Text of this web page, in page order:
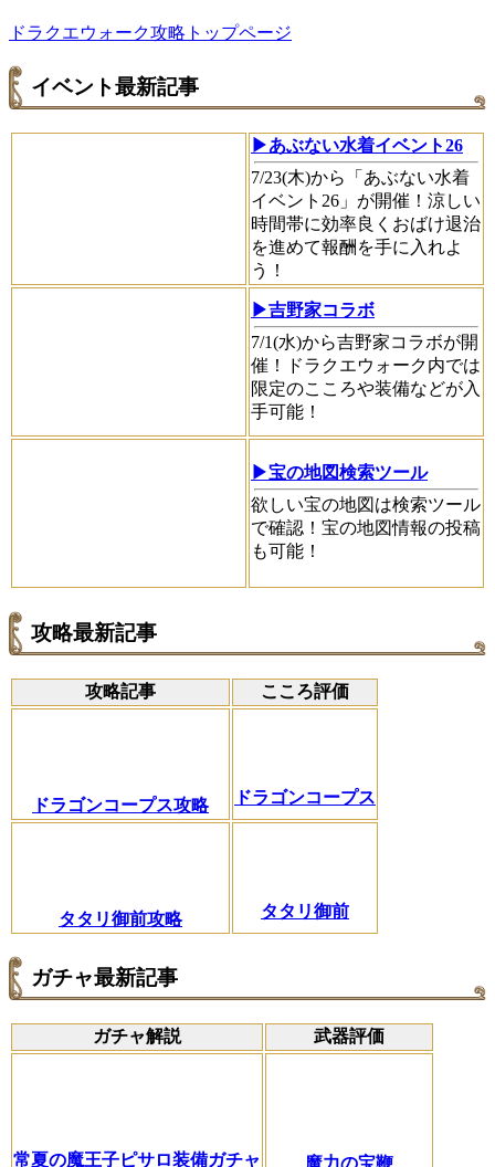
ドラクエウォーク攻略トップページ
イベント最新記事
▶あぶない水着イベント26
7/23(木)から「あぶない水着
イベント26」が開催！涼しい
時間帯に効率良くおばけ退治
を進めて報酬を手に入れよ
う！
▶吉野家コラボ
7/1(水)から吉野家コラボが開
催！ドラクエウォーク内では
限定のこころや装備などが入
手可能！
▶宝の地図検索ツール
欲しい宝の地図は検索ツール
で確認！宝の地図情報の投稿
も可能！
攻略最新記事
攻略記事 こころ評価
ドラゴンコープス攻略 ドラゴンコープス
タタリ御前攻略 タタリ御前
ガチャ最新記事
ガチャ解説 武器評価
常夏の魔王子ピサロ装備ガチャ 魔力の宝鞭